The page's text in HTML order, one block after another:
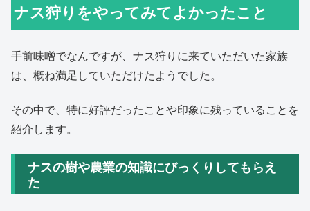
ナス狩りをやってみてよかったこと
手前味噌でなんですが、ナス狩りに来ていただいた家族
は、概ね満足していただけたようでした。
その中で、特に好評だったことや印象に残っていることを
紹介します。
ナスの樹や農業の知識にびっくりしてもらえ
た